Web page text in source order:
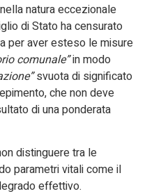
natura eccezionale
di Stato ha censurato
per aver esteso le misure
comunale”in modo
svuota di significato
che non deve
di una ponderata
distinguere tra le
parametri vitali come il
effettivo.